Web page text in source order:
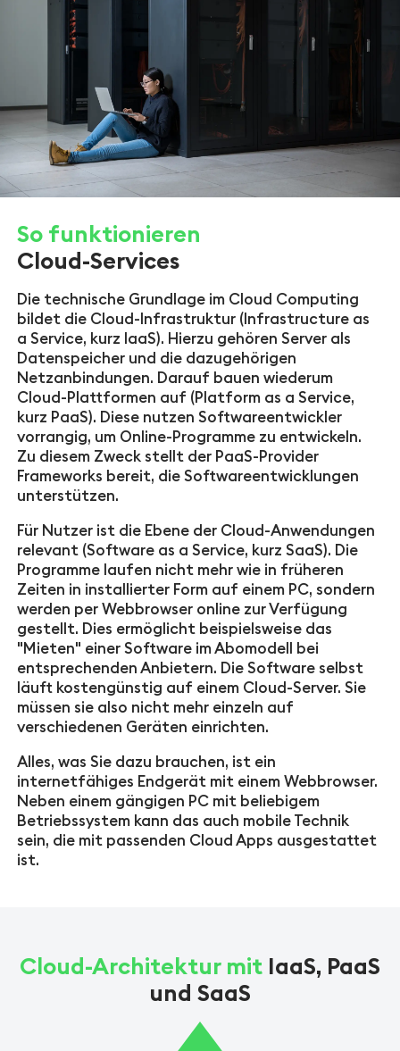
So funktionieren
Cloud-Services
Die technische Grundlage im Cloud Computing
bildet die Cloud-Infrastruktur (Infrastructure as
a Service, kurz IaaS). Hierzu gehören Server als
Datenspeicher und die dazugehörigen
Netzanbindungen. Darauf bauen wiederum
Cloud-Plattformen auf (Platform as a Service,
kurz PaaS). Diese nutzen Softwareentwickler
vorrangig, um Online-Programme zu entwickeln.
Zu diesem Zweck stellt der PaaS-Provider
Frameworks bereit, die Softwareentwicklungen
unterstützen.
Für Nutzer ist die Ebene der Cloud-Anwendungen
relevant (Software as a Service, kurz SaaS). Die
Programme laufen nicht mehr wie in früheren
Zeiten in installierter Form auf einem PC, sondern
werden per Webbrowser online zur Verfügung
gestellt. Dies ermöglicht beispielsweise das
"Mieten" einer Software im Abomodell bei
entsprechenden Anbietern. Die Software selbst
läuft kostengünstig auf einem Cloud-Server. Sie
müssen sie also nicht mehr einzeln auf
verschiedenen Geräten einrichten.
Alles, was Sie dazu brauchen, ist ein
internetfähiges Endgerät mit einem Webbrowser.
Neben einem gängigen PC mit beliebigem
Betriebssystem kann das auch mobile Technik
sein, die mit passenden Cloud Apps ausgestattet
ist.
Cloud-Architektur mit IaaS, PaaS
und SaaS